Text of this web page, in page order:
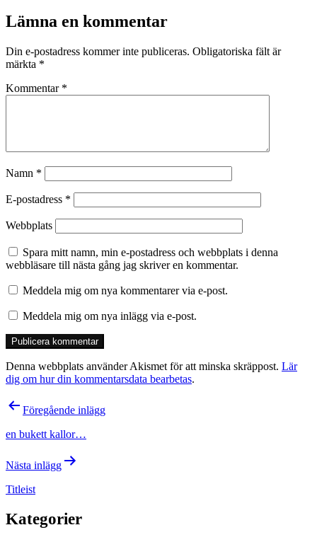
Lämna en kommentar
Din e-postadress kommer inte publiceras. Obligatoriska fält är
märkta *
Kommentar *
Namn *
E-postadress *
Webbplats
Spara mitt namn, min e-postadress och webbplats i denna
webbläsare till nästa gång jag skriver en kommentar.
Meddela mig om nya kommentarer via e-post.
Meddela mig om nya inlägg via e-post.
Denna webbplats använder Akismet för att minska skräppost. Lär
dig om hur din kommentarsdata bearbetas.
Inläggsnavigering
Föregående inlägg
en bukett kallor…
Nästa inlägg
Titleist
Kategorier